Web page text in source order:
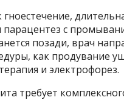
парацентез с
позади, врач
как продувание
и электрофорез.
требует